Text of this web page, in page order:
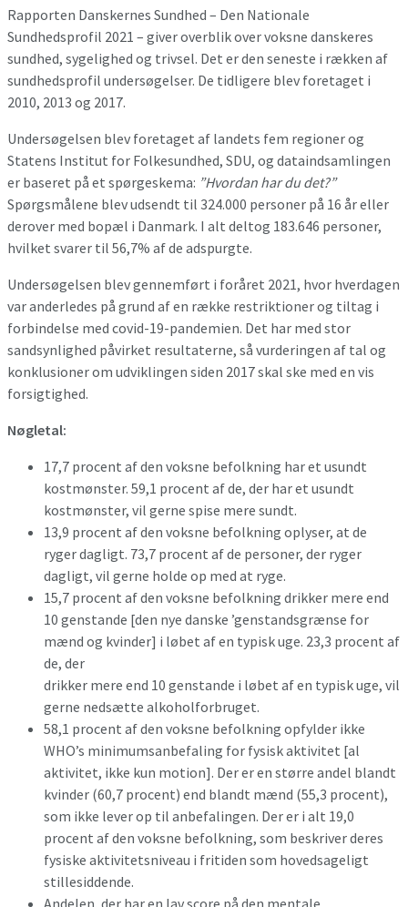
Rapporten Danskernes Sundhed – Den Nationale
Sundhedsprofil 2021 – giver overblik over voksne danskeres
sundhed, sygelighed og trivsel. Det er den seneste i rækken af
sundhedsprofil undersøgelser. De tidligere blev foretaget i
2010, 2013 og 2017.
Undersøgelsen blev foretaget af landets fem regioner og
Statens Institut for Folkesundhed, SDU, og dataindsamlingen
er baseret på et spørgeskema: ”Hvordan har du det?”
Spørgsmålene blev udsendt til 324.000 personer på 16 år eller
derover med bopæl i Danmark. I alt deltog 183.646 personer,
hvilket svarer til 56,7% af de adspurgte.
Undersøgelsen blev gennemført i foråret 2021, hvor hverdagen
var anderledes på grund af en række restriktioner og tiltag i
forbindelse med covid-19-pandemien. Det har med stor
sandsynlighed påvirket resultaterne, så vurderingen af tal og
konklusioner om udviklingen siden 2017 skal ske med en vis
forsigtighed.
Nøgletal:
17,7 procent af den voksne befolkning har et usundt
kostmønster. 59,1 procent af de, der har et usundt
kostmønster, vil gerne spise mere sundt.
13,9 procent af den voksne befolkning oplyser, at de
ryger dagligt. 73,7 procent af de personer, der ryger
dagligt, vil gerne holde op med at ryge.
15,7 procent af den voksne befolkning drikker mere end
10 genstande [den nye danske ’genstandsgrænse for
mænd og kvinder] i løbet af en typisk uge. 23,3 procent af
de, der
drikker mere end 10 genstande i løbet af en typisk uge, vil
gerne nedsætte alkoholforbruget.
58,1 procent af den voksne befolkning opfylder ikke
WHO’s minimumsanbefaling for fysisk aktivitet [al
aktivitet, ikke kun motion]. Der er en større andel blandt
kvinder (60,7 procent) end blandt mænd (55,3 procent),
som ikke lever op til anbefalingen. Der er i alt 19,0
procent af den voksne befolkning, som beskriver deres
fysiske aktivitetsniveau i fritiden som hovedsageligt
stillesiddende.